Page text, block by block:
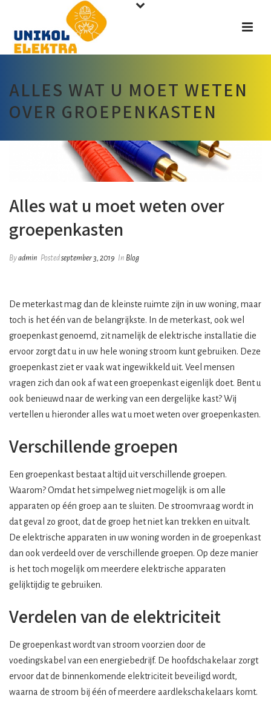
ALLES WAT U MOET WETEN
OVER GROEPENKASTEN
Alles wat u moet weten over
groepenkasten
Byadmin Postedseptember 3, 2019 In Blog
De meterkast mag dan de kleinste ruimte zijn in uw woning, maar
toch is het één van de belangrijkste. In de meterkast, ook wel
groepenkast genoemd, zit namelijk de elektrische installatie die
ervoor zorgt dat u in uw hele woning stroom kunt gebruiken. Deze
groepenkast ziet er vaak wat ingewikkeld uit. Veel mensen
vragen zich dan ook af wat een groepenkast eigenlijk doet. Bent u
ook benieuwd naar de werking van een dergelijke kast? Wij
vertellen u hieronder alles wat u moet weten over groepenkasten.
Verschillende groepen
Een groepenkast bestaat altijd uit verschillende groepen.
Waarom? Omdat het simpelweg niet mogelijk is om alle
apparaten op één groep aan te sluiten. De stroomvraag wordt in
dat geval zo groot, dat de groep het niet kan trekken en uitvalt.
De elektrische apparaten in uw woning worden in de groepenkast
dan ook verdeeld over de verschillende groepen. Op deze manier
is het toch mogelijk om meerdere elektrische apparaten
gelijktijdig te gebruiken.
Verdelen van de elektriciteit
De groepenkast wordt van stroom voorzien door de
voedingskabel van een energiebedrijf. De hoofdschakelaar zorgt
ervoor dat de binnenkomende elektriciteit beveiligd wordt,
waarna de stroom bij één of meerdere aardlekschakelaars komt.